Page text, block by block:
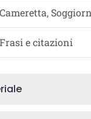
Cameretta,
Frasi e citazioni